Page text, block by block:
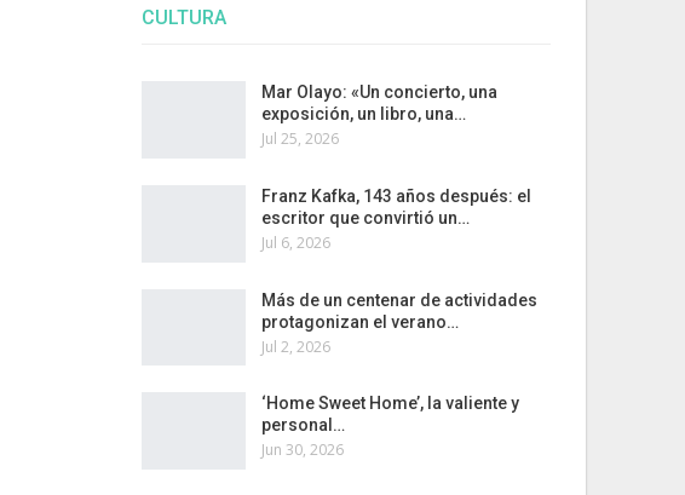
CULTURA
Mar Olayo: «Un concierto, una
exposición, un libro, una…
Jul 25, 2026
Franz Kafka, 143 años después: el
escritor que convirtió un…
Jul 6, 2026
Más de un centenar de actividades
protagonizan el verano…
Jul 2, 2026
‘Home Sweet Home’, la valiente y
personal…
Jun 30, 2026